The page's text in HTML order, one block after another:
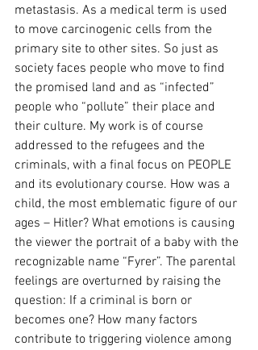
metastasis. As a medical term is used
to move carcinogenic cells from the
primary site to other sites. So just as
society faces people who move to find
the promised land and as “infected”
people who “pollute” their place and
their culture. My work is of course
addressed to the refugees and the
criminals, with a final focus on PEOPLE
and its evolutionary course. How was a
child, the most emblematic figure of our
ages – Hitler? What emotions is causing
the viewer the portrait of a baby with the
recognizable name “Fyrer”. The parental
feelings are overturned by raising the
question: If a criminal is born or
becomes one? How many factors
contribute to triggering violence among